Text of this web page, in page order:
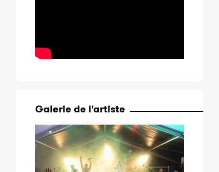
Galerie de l'artiste